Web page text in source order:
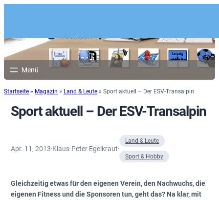
Startseite » Magazin » Land & Leute » Sport aktuell – Der ESV-Transalpin
Sport aktuell – Der ESV-Transalpin
Apr. 11, 2013·Klaus-Peter Egelkraut·
Land & Leute
Sport & Hobby
Gleichzeitig etwas für den eigenen Verein, den Nachwuchs, die
eigenen Fitness und die Sponsoren tun, geht das? Na klar, mit